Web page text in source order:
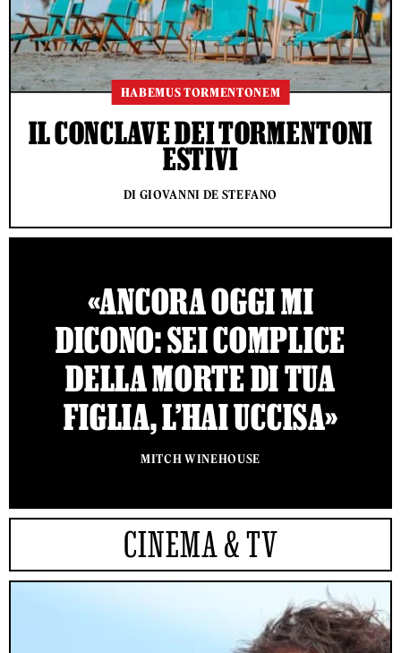
HABEMUS TORMENTONEM
IL CONCLAVE DEI TORMENTONI
ESTIVI
DI GIOVANNI DE STEFANO
«ANCORA OGGI MI
DICONO: SEI COMPLICE
DELLA MORTE DI TUA
FIGLIA, L’HAI UCCISA»
MITCH WINEHOUSE
CINEMA & TV